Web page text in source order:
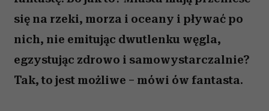
się na rzeki, morza i oceany i pływać po
nich, nie emitując dwutlenku węgla,
egzystując zdrowo i samowystarczalnie?
Tak, to jest możliwe – mówi ów fantasta.